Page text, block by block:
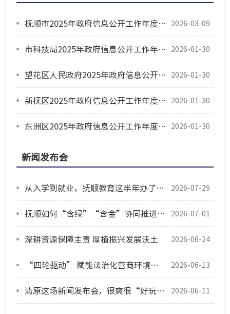
抚顺市2025年政府信息公开工作年度报告 2026-03-09
市科技局2025年政府信息公开工作年度报告 2026-01-30
望花区人民政府2025年政府信息公开年度报告 2026-01-30
新抚区2025年政府信息公开工作年度报告 2026-01-30
东洲区2025年政府信息公开工作年度报告 2026-01-30
新闻发布会
从入学到就业，抚顺教育这半年办了这些实事 2026-07-29
抚顺如何“含绿”“含金”协同推进？这场新闻发布会讲透了 2026-07-01
深耕资源保障主责 厚植振兴发展沃土 2026-06-24
“四轮驱动” 赋能法治化营商环境建设 2026-06-13
清原这场新闻发布会，很爽很“好玩儿” 2026-06-11